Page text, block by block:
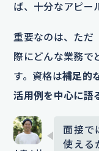
ば、十分なアピー
重要なのは、ただ
際にどんな業務で
す。資格は補足的
活用例を中心に語
面接で
使える